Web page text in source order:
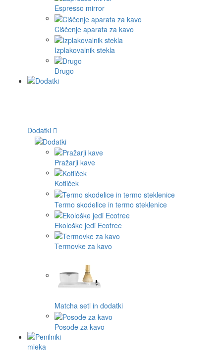
Espresso mirror
Čiščenje aparata za kavo
Izplakovalnik stekla
Drugo
Dodatki
Pražarji kave
Kotliček
Termo skodelice in termo steklenice
Ekološke jedi Ecotree
Termovke za kavo
Matcha seti in dodatki
Posode za kavo